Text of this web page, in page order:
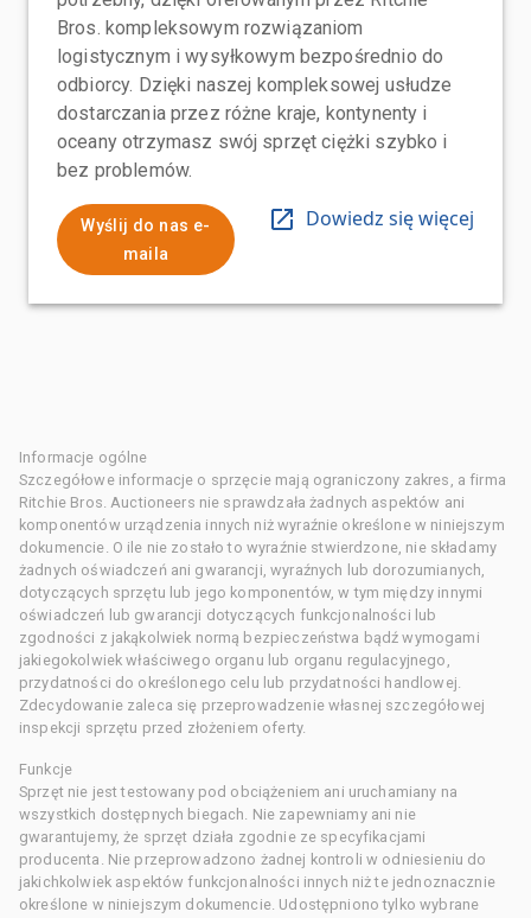
Bros. kompleksowym rozwiązaniom
logistycznym i wysyłkowym bezpośrednio do
odbiorcy. Dzięki naszej kompleksowej usłudze
dostarczania przez różne kraje, kontynenty i
oceany otrzymasz swój sprzęt ciężki szybko i
bez problemów.
Wyślij do nas e-
maila
Dowiedz się więcej
Informacje ogólne
Szczegółowe informacje o sprzęcie mają ograniczony zakres, a firma
Ritchie Bros. Auctioneers nie sprawdzała żadnych aspektów ani
komponentów urządzenia innych niż wyraźnie określone w niniejszym
dokumencie. O ile nie zostało to wyraźnie stwierdzone, nie składamy
żadnych oświadczeń ani gwarancji, wyraźnych lub dorozumianych,
dotyczących sprzętu lub jego komponentów, w tym między innymi
oświadczeń lub gwarancji dotyczących funkcjonalności lub
zgodności z jakąkolwiek normą bezpieczeństwa bądź wymogami
jakiegokolwiek właściwego organu lub organu regulacyjnego,
przydatności do określonego celu lub przydatności handlowej.
Zdecydowanie zaleca się przeprowadzenie własnej szczegółowej
inspekcji sprzętu przed złożeniem oferty.
Funkcje
Sprzęt nie jest testowany pod obciążeniem ani uruchamiany na
wszystkich dostępnych biegach. Nie zapewniamy ani nie
gwarantujemy, że sprzęt działa zgodnie ze specyfikacjami
producenta. Nie przeprowadzono żadnej kontroli w odniesieniu do
jakichkolwiek aspektów funkcjonalności innych niż te jednoznacznie
określone w niniejszym dokumencie. Udostępniono tylko wybrane